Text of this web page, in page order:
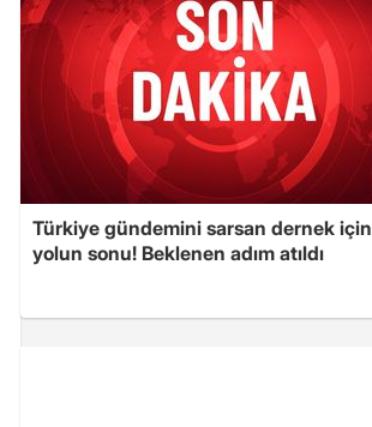
Türkiye gündemini sarsan dernek için
yolun sonu! Beklenen adım atıldı